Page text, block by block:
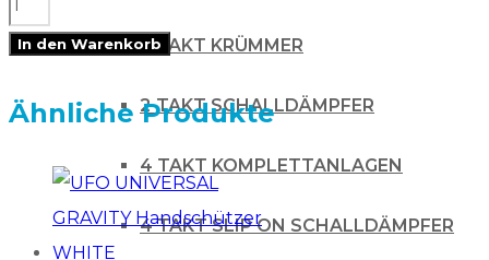
2-TAKT KRÜMMER
2-TAKT SCHALLDÄMPFER
4 TAKT KOMPLETTANLAGEN
4 TAKT SLIP ON SCHALLDÄMPFER
REPLACEMENT
KIT
Handschützer
22mm
(7/8")
In den Warenkorb
Ähnliche Produkte